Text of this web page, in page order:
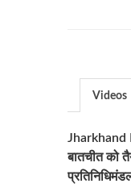
Videos
Jharkhand
बातचीत को